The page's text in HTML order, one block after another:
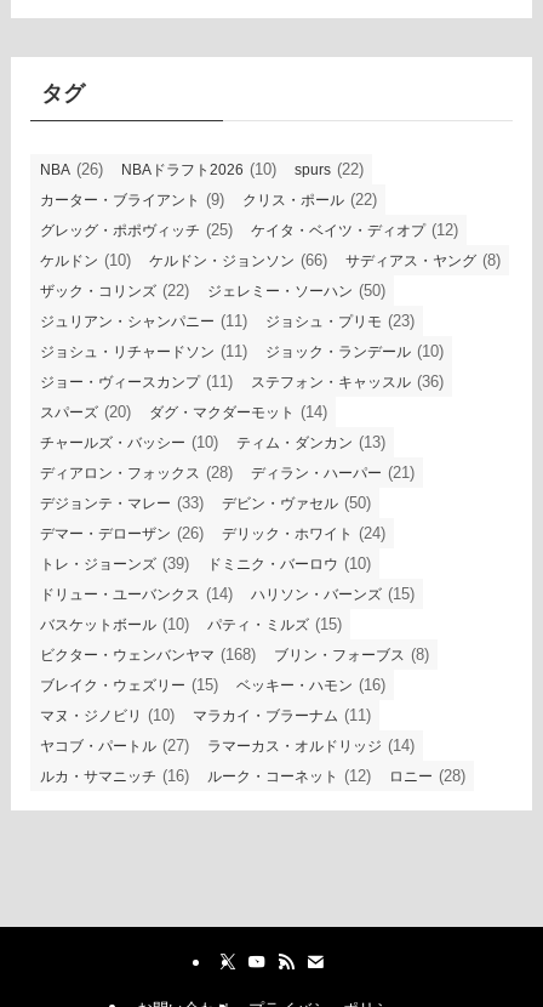
カ
イ
タグ
NBA (26) NBAドラフト2026 (10) spurs (22)
カーター・ブライアント (9) クリス・ポール (22)
グレッグ・ポポヴィッチ (25) ケイタ・ベイツ・ディオプ(12)
ケルドン (10) ケルドン・ジョンソン (66) サディアス・ヤング (8)
ザック・コリンズ (22) ジェレミー・ソーハン (50)
ジュリアン・シャンパニー (11) ジョシュ・プリモ (23)
ジョシュ・リチャードソン (11) ジョック・ランデール (10)
ジョー・ヴィースカンプ(11) ステフォン・キャッスル (36)
スパーズ (20) ダグ・マクダーモット (14)
チャールズ・バッシー (10) ティム・ダンカン (13)
ディアロン・フォックス (28) ディラン・ハーパー (21)
デジョンテ・マレー (33) デビン・ヴァセル (50)
デマー・デローザン (26) デリック・ホワイト (24)
トレ・ジョーンズ (39) ドミニク・バーロウ (10)
ドリュー・ユーバンクス (14) ハリソン・バーンズ (15)
バスケットボール (10) パティ・ミルズ (15)
ビクター・ウェンバンヤマ (168) ブリン・フォーブス (8)
ブレイク・ウェズリー (15) ベッキー・ハモン (16)
マヌ・ジノビリ (10) マラカイ・ブラーナム (11)
ヤコブ・パートル (27) ラマーカス・オルドリッジ (14)
ルカ・サマニッチ (16) ルーク・コーネット (12) ロニー (28)